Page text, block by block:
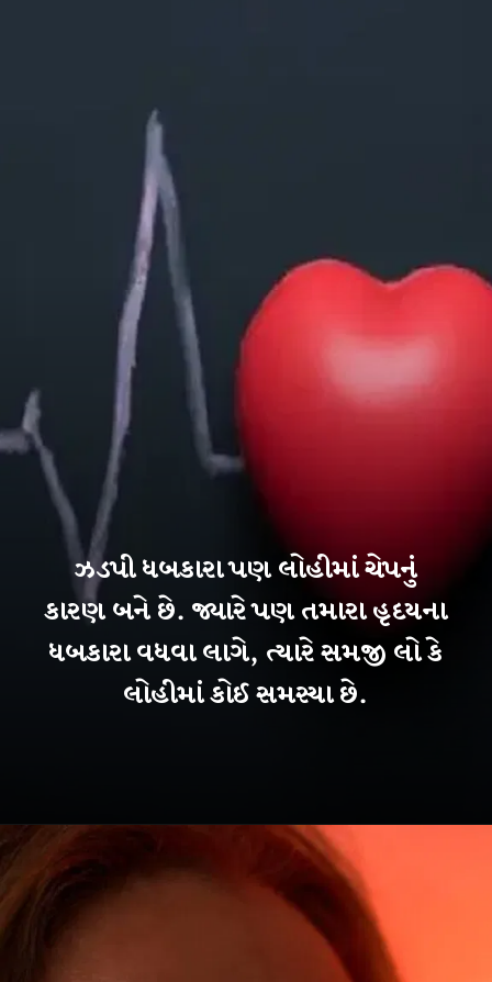
ઝડપી ધબકારા પણ લોહીમાં ચેપનું
કારણ બને છે. જ્યારે પણ તમારા હૃદયના
ધબકારા વધવા લાગે, ત્યારે સમજી લો કે
લોહીમાં કોઈ સમસ્યા છે.